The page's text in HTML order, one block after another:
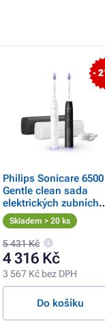
-
Philips Sonicare 6500
Gentle clean sada
elektrických zubních
kartáčků, 2 kusy,
a bílá
Skladem > 20 ks
5 431 Kč
4 316 Kč
3 567 Kč bez DPH
Do košíku